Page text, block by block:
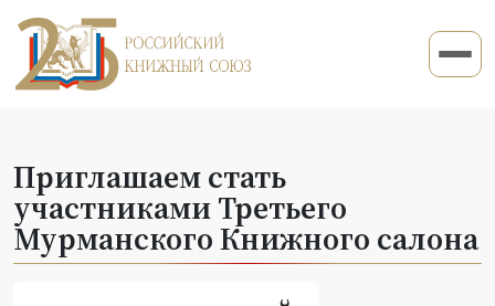
Приглашаем стать
участниками Третьего
Мурманского Книжного салона